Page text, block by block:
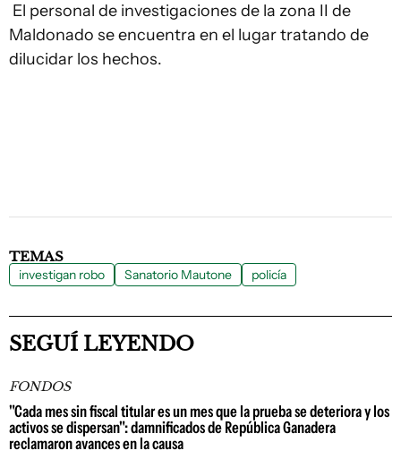
El personal de investigaciones de la zona II de
Maldonado se encuentra en el lugar tratando de
dilucidar los hechos.
TEMAS
investigan robo Sanatorio Mautone policía
SEGUÍ LEYENDO
FONDOS
"Cada mes sin fiscal titular es un mes que la prueba se deteriora y los
activos se dispersan": damnificados de República Ganadera
reclamaron avances en la causa